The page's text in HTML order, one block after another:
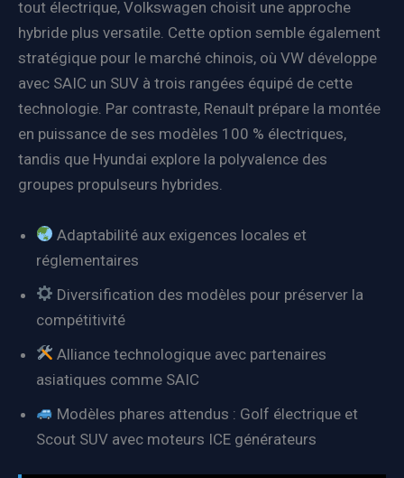
tout électrique, Volkswagen choisit une approche
hybride plus versatile. Cette option semble également
stratégique pour le marché chinois, où VW développe
avec SAIC un SUV à trois rangées équipé de cette
technologie. Par contraste, Renault prépare la montée
en puissance de ses modèles 100 % électriques,
tandis que Hyundai explore la polyvalence des
groupes propulseurs hybrides.
Adaptabilité aux exigences locales et
réglementaires
Diversification des modèles pour préserver la
compétitivité
Alliance technologique avec partenaires
asiatiques comme SAIC
Modèles phares attendus : Golf électrique et
Scout SUV avec moteurs ICE générateurs